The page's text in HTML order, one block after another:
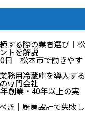
する際の業者選び｜松
トを解説
日｜松本市で働きやす
務用冷蔵庫を導入する
専門会社
創業・40年以上の実
き｜厨房設計で失敗し